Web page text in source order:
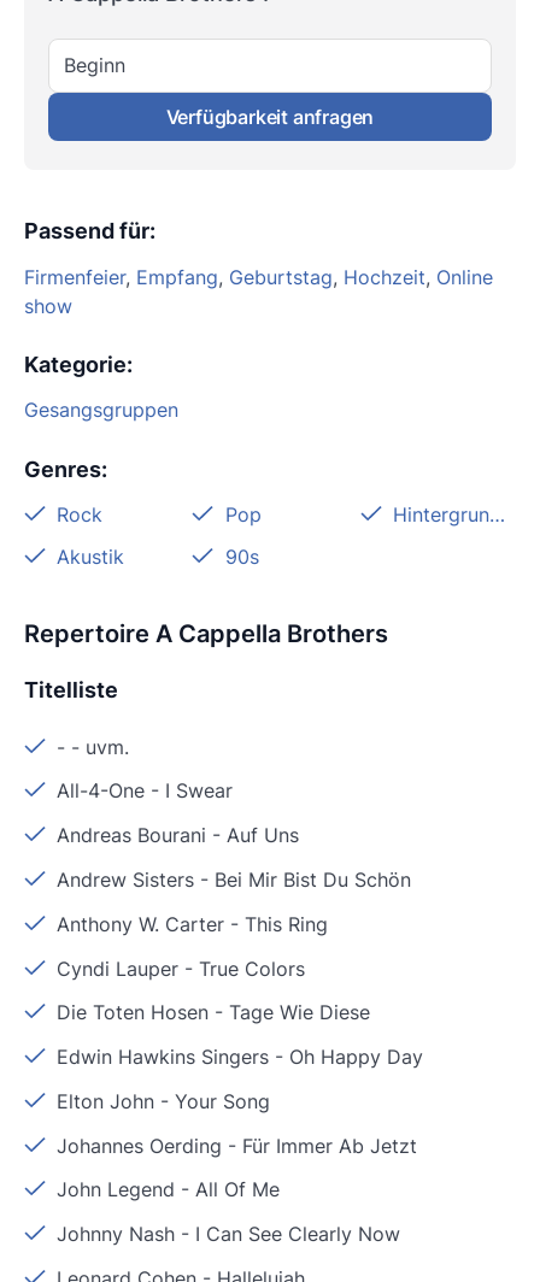
Beginn
Verfügbarkeit anfragen
Passend für:
Firmenfeier, Empfang, Geburtstag, Hochzeit, Online
show
Kategorie:
Gesangsgruppen
Genres:
Rock Pop
Hintergrundmusik
Akustik
90s
Repertoire A Cappella Brothers
Titelliste
- - uvm.
All-4-One - I Swear
Andreas Bourani -Auf Uns
Andrew Sisters - Bei Mir Bist Du Schön
Anthony W. Carter -This Ring
Cyndi Lauper -True Colors
Die Toten Hosen -Tage Wie Diese
Edwin Hawkins Singers - Oh Happy Day
Elton John -Your Song
Johannes Oerding - Für Immer Ab Jetzt
John Legend -All Of Me
Johnny Nash - I Can See Clearly Now